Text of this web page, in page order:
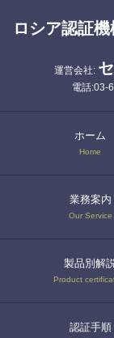
ロシア認証
運営会社:
電話:03-
ホーム
Home
業務案内
Our Service
製品別解
Product
認証手順